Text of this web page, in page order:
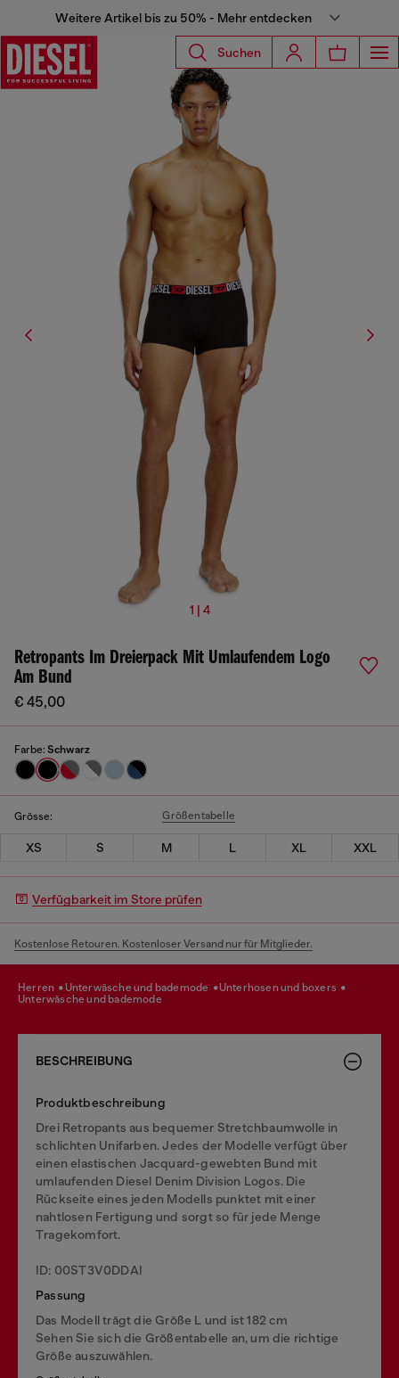
Weitere Artikel bis zu 50% - Mehr entdecken
Suchen
1 | 4
Retropants Im Dreierpack Mit Umlaufendem Logo
Am Bund
€ 45,00
Farbe: Schwarz
Grösse: Größentabelle
XS S M L XL XXL
Verfügbarkeit im Store prüfen
Kostenlose Retouren. Kostenloser Versand nur für Mitglieder.
herren unterwäsche und bademode
unterhosen und boxers
unterwäsche und bademode
BESCHREIBUNG
Produktbeschreibung
Drei Retropants aus bequemer Stretchbaumwolle in
schlichten Unifarben. Jedes der Modelle verfügt über
einen elastischen Jacquard-gewebten Bund mit
umlaufenden Diesel Denim Division Logos. Die
Rückseite eines jeden Modells punktet mit einer
nahtlosen Fertigung und sorgt so für jede Menge
Tragekomfort.
ID: 00ST3V0DDAI
Passung
Das Modell trägt die Größe L und ist 182 cm
Sehen Sie sich die Größentabelle an, um die richtige
Größe auszuwählen.